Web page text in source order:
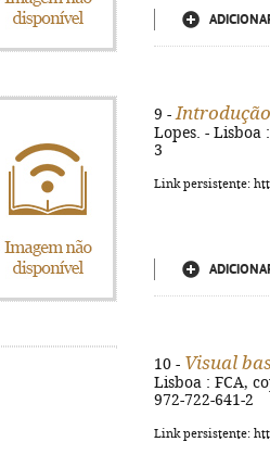
9 -
Lopes. - Lisboa
3
Link persistente:
10 - Visual
Lisboa : FCA,
972-722-641-2
Link persistente: